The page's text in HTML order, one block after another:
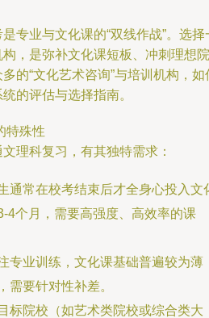
专业与文化课的“双线作战”。选择
，是弥补文化课短板、冲刺理想院
的“文化艺术咨询”与培训机构，如
的评估与选择指南。
特殊性
理科复习，有其独特需求：
通常在校考结束后才全身心投入文
4个月，需要高强度、高效率的课
专业训练，文化课基础普遍较为薄
需要针对性补差。
标院校（如艺术类院校或综合类大